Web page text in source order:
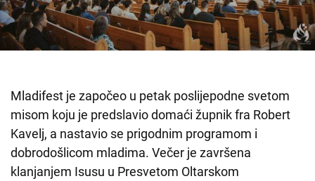
Mladifest je započeo u petak poslijepodne svetom
misom koju je predslavio domaći župnik fra Robert
Kavelj, a nastavio se prigodnim programom i
dobrodošlicom mladima. Večer je završena
klanjanjem Isusu u Presvetom Oltarskom